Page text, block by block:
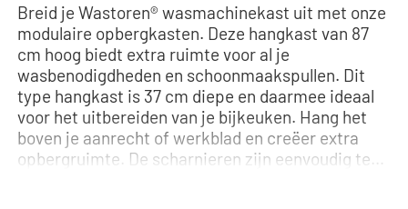
Breid je Wastoren® wasmachinekast uit met onze
modulaire opbergkasten. Deze hangkast van 87
cm hoog biedt extra ruimte voor al je
wasbenodigdheden en schoonmaakspullen. Dit
type hangkast is 37 cm diepe en daarmee ideaal
voor het uitbereiden van je bijkeuken. Hang het
boven je aanrecht of werkblad en creëer extra
opbergruimte. De scharnieren zijn eenvoudig te